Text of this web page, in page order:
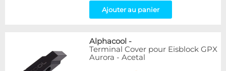
Ajouter au panier
Alphacool -
Terminal Cover pour Eisblock GPX
Aurora - Acetal